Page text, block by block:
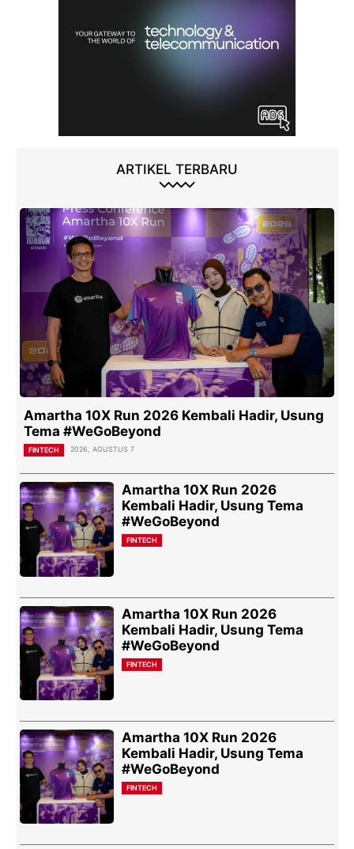
ARTIKEL TERBARU
Amartha 10X Run 2026 Kembali Hadir, Usung
Tema #WeGoBeyond
FINTECH 2026, AGUSTUS 7
Amartha 10X Run 2026
Kembali Hadir, Usung Tema
#WeGoBeyond
FINTECH
Amartha 10X Run 2026
Kembali Hadir, Usung Tema
#WeGoBeyond
FINTECH
Amartha 10X Run 2026
Kembali Hadir, Usung Tema
#WeGoBeyond
FINTECH